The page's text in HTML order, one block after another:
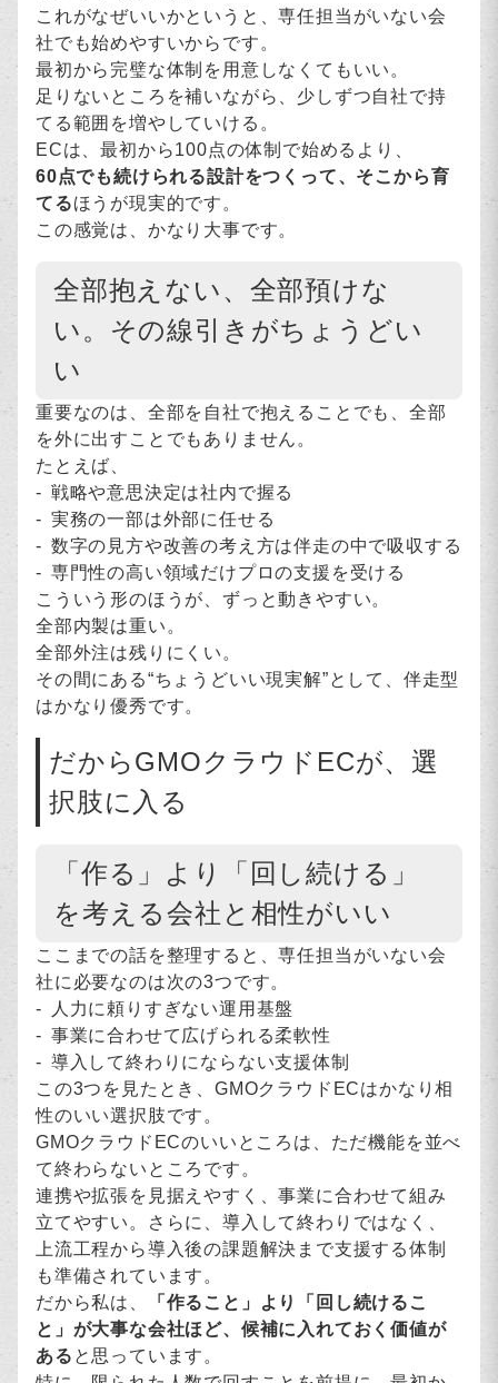
これがなぜいいかというと、専任担当がいない会
社でも始めやすいからです。
最初から完璧な体制を用意しなくてもいい。
足りないところを補いながら、少しずつ自社で持
てる範囲を増やしていける。
ECは、最初から100点の体制で始めるより、
60点でも続けられる設計をつくって、そこから育
てるほうが現実的です。
この感覚は、かなり大事です。
全部抱えない、全部預けな
い。その線引きがちょうどい
い
重要なのは、全部を自社で抱えることでも、全部
を外に出すことでもありません。
たとえば、
戦略や意思決定は社内で握る
実務の一部は外部に任せる
数字の見方や改善の考え方は伴走の中で吸収する
専門性の高い領域だけプロの支援を受ける
こういう形のほうが、ずっと動きやすい。
全部内製は重い。
全部外注は残りにくい。
その間にある“ちょうどいい現実解”として、伴走型
はかなり優秀です。
だからGMOクラウドECが、選
択肢に入る
「作る」より「回し続ける」
を考える会社と相性がいい
ここまでの話を整理すると、専任担当がいない会
社に必要なのは次の3つです。
人力に頼りすぎない運用基盤
事業に合わせて広げられる柔軟性
導入して終わりにならない支援体制
この3つを見たとき、GMOクラウドECはかなり相
性のいい選択肢です。
GMOクラウドECのいいところは、ただ機能を並べ
て終わらないところです。
連携や拡張を見据えやすく、事業に合わせて組み
立てやすい。さらに、導入して終わりではなく、
上流工程から導入後の課題解決まで支援する体制
も準備されています。
だから私は、
「作ること」より「回し続けるこ
と」が大事な会社ほど、候補に入れておく価値が
ある と思っています。